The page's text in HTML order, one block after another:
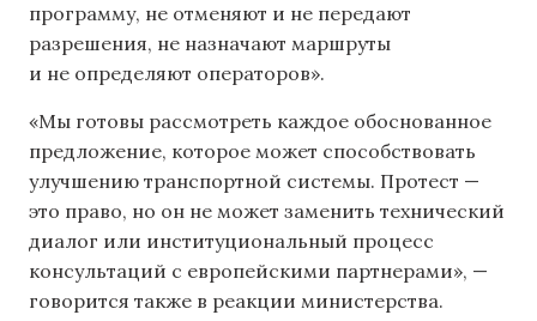
программу, не отменяют и не передают
разрешения, не назначают маршруты
и не определяют операторов».
«Мы готовы рассмотреть каждое обоснованное
предложение, которое может способствовать
улучшению транспортной системы. Протест —
это право, но он не может заменить технический
диалог или институциональный процесс
консультаций с европейскими партнерами», —
говорится также в реакции министерства.